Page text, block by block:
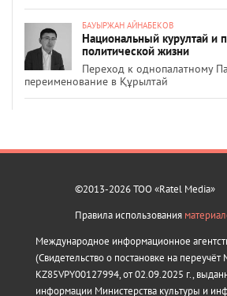
БАУЫРЖАН АЙНАБЕКОВ
Национальный курултай и
политической жизни
Переход к однопалатному
переименование в Құрылтай
©2013-2026 ТОО «Ratel Media»
Правила использования
Международное информационное
(Свидетельство о постановке на
KZ85VPY00127994, от 02.09.2025 г.,
информации Министерства культуры и